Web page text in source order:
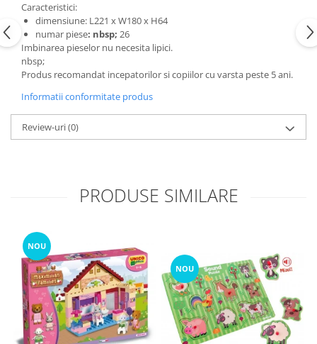
Caracteristici:
dimensiune: L221 x W180 x H64
numar piese: nbsp; 26
Imbinarea pieselor nu necesita lipici.
nbsp;
Produs recomandat incepatorilor si copiilor cu varsta peste 5 ani.
Informatii conformitate produs
Review-uri(0)
PRODUSE SIMILARE
NOU
NOU